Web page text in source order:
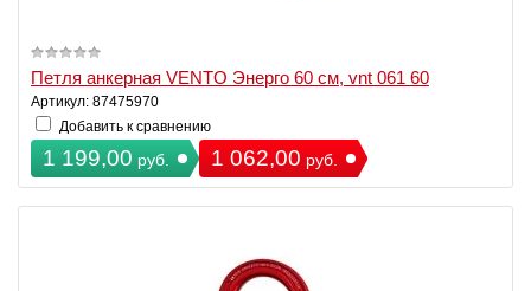
Петля анкерная VENTO Энерго 60 см, vnt 061 60
Артикул: 87475970
Добавить к сравнению
1 199,00 руб. 1 062,00 руб.